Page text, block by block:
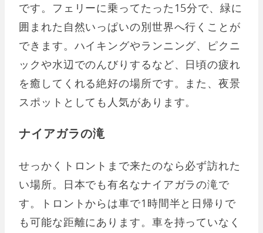
です。フェリーに乗ってたった15分で、緑に
囲まれた自然いっぱいの別世界へ行くことが
できます。ハイキングやランニング、ピクニ
ックや水辺でのんびりするなど、日頃の疲れ
を癒してくれる絶好の場所です。また、夜景
スポットとしても人気があります。
ナイアガラの滝
せっかくトロントまで来たのなら必ず訪れた
い場所。日本でも有名なナイアガラの滝で
す。トロントからは車で1時間半と日帰りで
も可能な距離にあります。車を持っていなく